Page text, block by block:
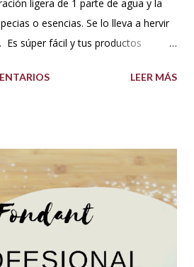
ligera de 1 parte de agua y la
o esencias. Se lo lleva a hervir
súper fácil y tus productos
hacemos una torta cubierta
muy seco al salir del horno o
como suelen ser los bizcochuelos
Genovés, Angel cake, etc. Así tus
húmedos y mucho más
ser de diferentes sabores, de
que usemos. Aquí te comparto
LEER MÁS